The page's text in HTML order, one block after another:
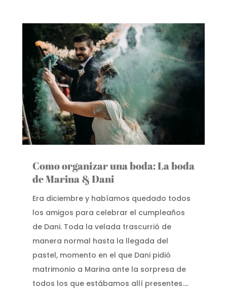
Como organizar una boda: La boda
de Marina & Dani
Era diciembre y habíamos quedado todos
los amigos para celebrar el cumpleaños
de Dani. Toda la velada trascurrió de
manera normal hasta la llegada del
pastel, momento en el que Dani pidió
matrimonio a Marina ante la sorpresa de
todos los que estábamos allí presentes....